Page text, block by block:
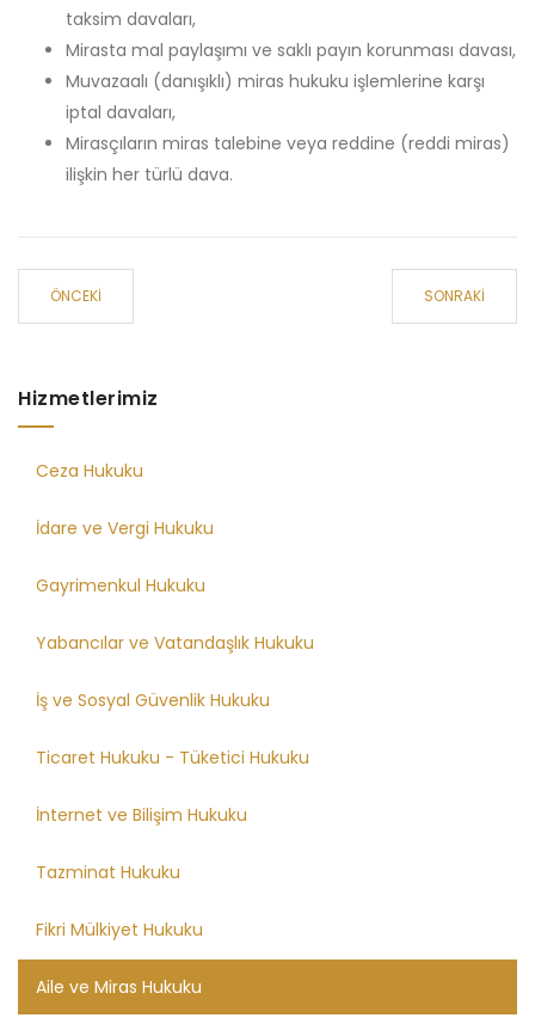
taksim davaları,
Mirasta mal paylaşımı ve saklı payın korunması davası,
Muvazaalı (danışıklı) miras hukuku işlemlerine karşı
iptal davaları,
Mirasçıların miras talebine veya reddine (reddi miras)
ilişkin her türlü dava.
ÖNCEKI SONRAKI
Hizmetlerimiz
Ceza Hukuku
İdare ve Vergi Hukuku
Gayrimenkul Hukuku
Yabancılar ve Vatandaşlık Hukuku
İş ve Sosyal Güvenlik Hukuku
Ticaret Hukuku - Tüketici Hukuku
İnternet ve Bilişim Hukuku
Tazminat Hukuku
Fikri Mülkiyet Hukuku
Aile ve Miras Hukuku